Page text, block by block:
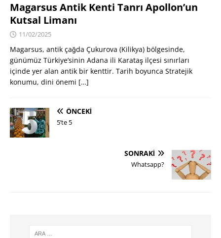
Magarsus Antik Kenti Tanrı Apollon’un
Kutsal Limanı
11/02/2025
Magarsus, antik çağda Çukurova (Kilikya) bölgesinde,
günümüz Türkiye’sinin Adana ili Karataş ilçesi sınırları
içinde yer alan antik bir kenttir. Tarih boyunca Stratejik
konumu, dini önemi […]
ÖNCEKI
5’te 5
SONRAKI
Whatsapp?